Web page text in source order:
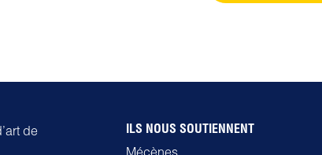
de
ILS NOUS SOUTIENNENT
Mécènes